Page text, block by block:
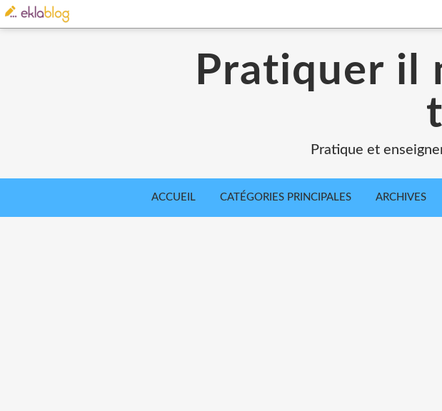
Pratiquer il
Pratique et
ACCUEIL CATÉGORIES PRINCIPALES ARCHIVES